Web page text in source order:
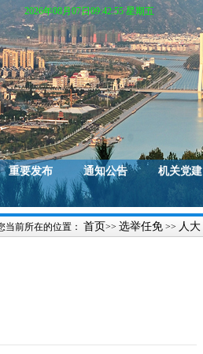
2026年08月07日09:42:55 星期五
重要发布 通知公告 机关党建
当前所在的位置： 首页>> 选举任免 >> 人大